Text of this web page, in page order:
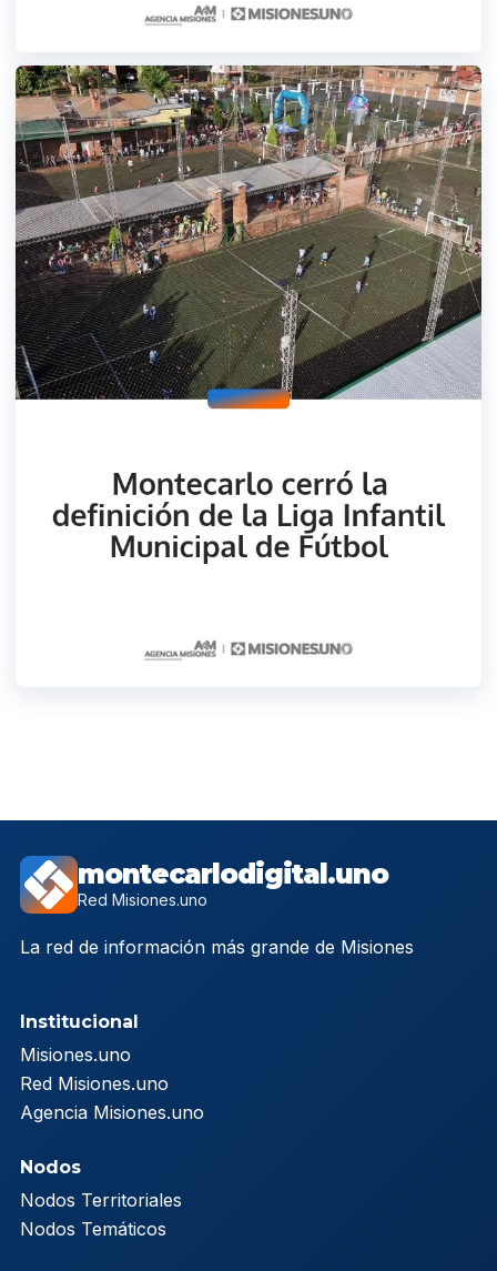
montecarlodigital.uno
Red Misiones.uno
La red de información más grande de Misiones
Institucional
Misiones.uno
Red Misiones.uno
Agencia Misiones.uno
Nodos
Nodos Territoriales
Nodos Temáticos